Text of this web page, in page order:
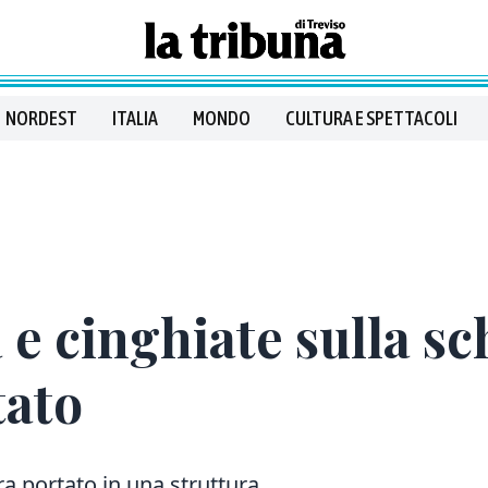
NORDEST ITALIA MONDO CULTURA E SPETTACOLI
e cinghiate sulla